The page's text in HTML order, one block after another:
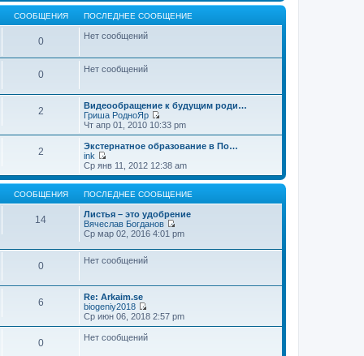
щ
е
н
ю
и
к
е
м
у
о
о
б
е
н
ю
р
е
й
л
е
д
н
е
у
о
о
б
щ
н
ю
СООБЩЕНИЯ ПОСЛЕДНЕЕ СООБЩЕНИЕ
0 Нет сообщений
0 Нет сообщений
2
Видеообращение к будущим роди…
Гриша РодноЯр
П
е
р
е
й
т
и
к
о
с
л
е
д
у
о
б
Чт апр 01, 2010 10:33 pm
2
Экстернатное образование в По…
ink
П
е
р
е
й
т
и
к
п
о
с
д
н
е
м
у
с
Ср янв 11, 2012 12:38 am
СООБЩЕНИЯ ПОСЛЕДНЕЕ СООБЩЕНИЕ
14
Листья – это удобрение
Вячеслав Богданов
П
р
и
о
с
Ср мар 02, 2016 4:01 pm
0 Нет сообщений
6
Re: Arkaim.se
biogeniy2018
П
е
р
е
Ср июн 06, 2018 2:57 pm
0 Нет сообщений